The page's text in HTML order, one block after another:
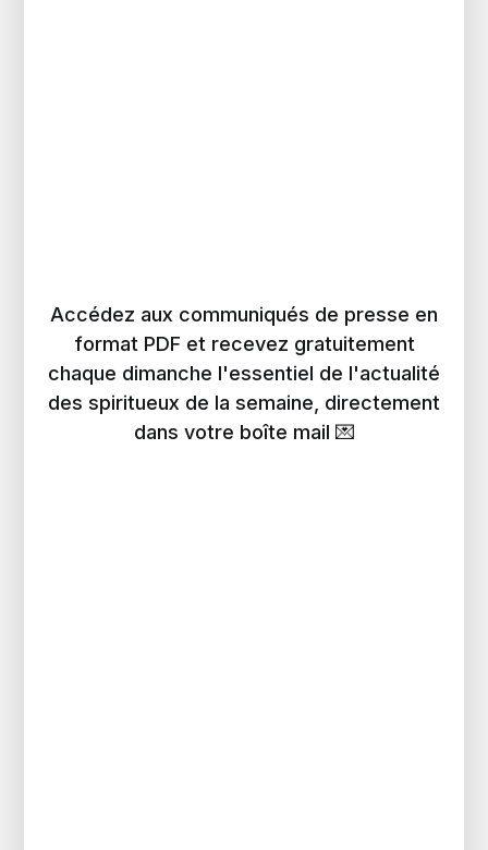
Accédez aux communiqués de presse en
format PDF et recevez gratuitement
chaque dimanche l'essentiel de l'actualité
des spiritueux de la semaine, directement
dans votre boîte mail 💌